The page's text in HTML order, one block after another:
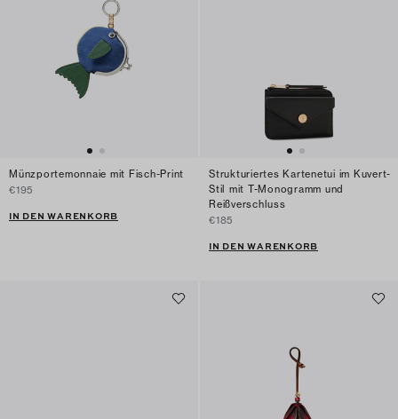
Münzportemonnaie mit Fisch-Print
€195
IN DEN WARENKORB
Strukturiertes Kartenetui im Kuvert-
Stil mit T-Monogramm und
Reißverschluss
€185
IN DEN WARENKORB